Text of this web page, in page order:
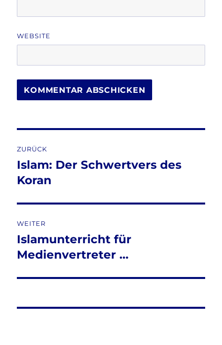
WEBSITE
ZURÜCK
Vorheriger
Beitrag:
Islam: Der Schwertvers des
Koran
WEITER
Nächster
Beitrag:
Islamunterricht für
Medienvertreter …